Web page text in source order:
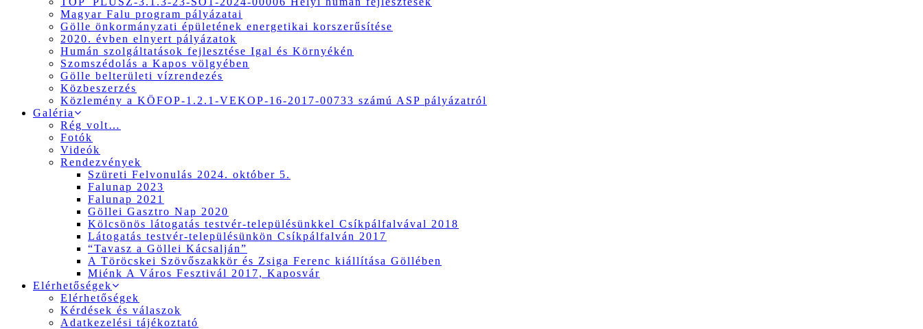
Magyar Falu program pályázatai
Gölle önkormányzati épületének energetikai korszerűsítése
2020. évben elnyert pályázatok
Humán szolgáltatások fejlesztése Igal és Környékén
Szomszédolás a Kapos völgyében
Gölle belterületi vízrendezés
Közbeszerzés
Közlemény a KÖFOP-1.2.1-VEKOP-16-2017-00733 számú ASP pályázatról
Galéria
Rég volt…
Fotók
Videók
Rendezvények
Szüreti Felvonulás 2024. október 5.
Falunap 2023
Falunap 2021
Göllei Gasztro Nap 2020
Kölcsönös látogatás testvér-településünkkel Csíkpálfalvával 2018
Látogatás testvér-településünkön Csíkpálfalván 2017
“Tavasz a Göllei Kácsalján”
A Töröcskei Szövőszakkör és Zsiga Ferenc kiállítása Göllében
Miénk A Város Fesztivál 2017, Kaposvár
Elérhetőségek
Elérhetőségek
Kérdések és válaszok
Adatkezelési tájékoztató